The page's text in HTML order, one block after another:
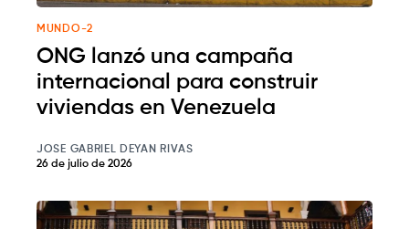
MUNDO-2
ONG lanzó una campaña
internacional para construir
viviendas en Venezuela
JOSE GABRIEL DEYAN RIVAS
26 de julio de 2026